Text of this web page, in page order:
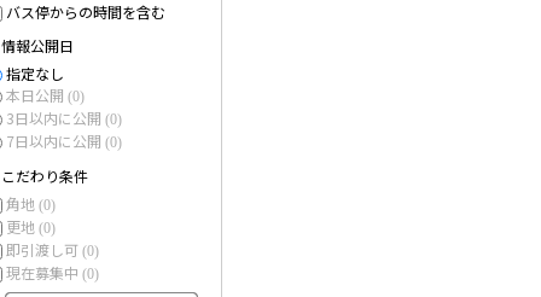
バス停からの時間を含む
情報公開日
指定なし
本日公開 (0)
3日以内に公開 (0)
7日以内に公開 (0)
こだわり条件
角地 (0)
更地 (0)
即引渡し可 (0)
現在募集中 (0)